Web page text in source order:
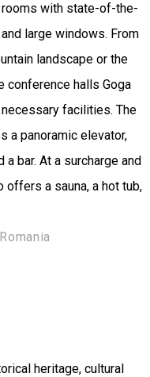
rooms with state-of-the-
large windows. From
landscape or the
conference halls Goga
facilities. The
a panoramic elevator,
bar. At a surcharge and
offers a sauna, a hot tub,
heritage, cultural